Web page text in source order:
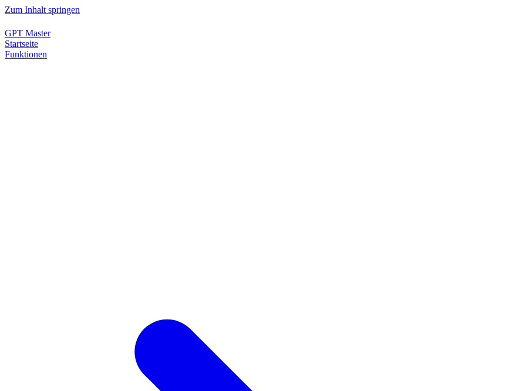
Zum Inhalt springen
GPT Master
Startseite
Funktionen